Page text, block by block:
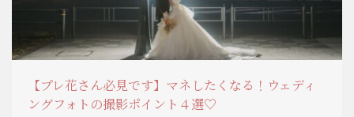
【プレ花さん必見です】マネしたくなる！ウェディ
ングフォトの撮影ポイント４選♡